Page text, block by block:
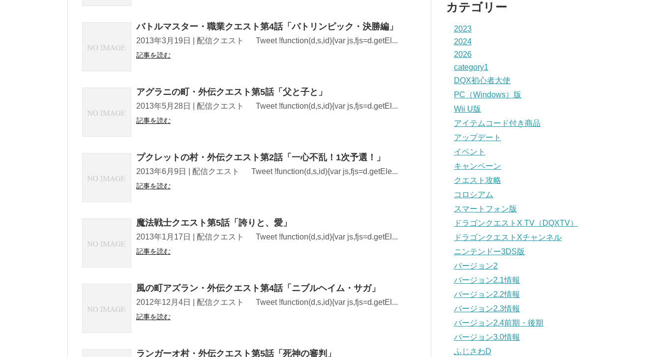
バトルマスター・職業クエスト第4話「バトリンピック・決勝編」
2013年3月19日 | 配信クエスト Tweet !function(d,s,id){var js,fjs=d.getEl...
記事を読む
アグラニの町・外伝クエスト第5話「父と子と」
2013年5月28日 | 配信クエスト Tweet !function(d,s,id){var js,fjs=d.getEl...
記事を読む
プクレットの村・外伝クエスト第2話「一心不乱！1次予選！」
2013年6月9日 | 配信クエスト Tweet !function(d,s,id){var js,fjs=d.getEle...
記事を読む
魔法戦士クエスト第5話「誇りと、愛」
2013年1月17日 | 配信クエスト Tweet !function(d,s,id){var js,fjs=d.getEl...
記事を読む
風の町アズラン・外伝クエスト第4話「ニブルヘイム・サガ」
2012年12月4日 | 配信クエスト Tweet !function(d,s,id){var js,fjs=d.getEl...
記事を読む
ランガーオ村・外伝クエスト第5話「死神の審判」
カテゴリー
2023
2024
2026
category1
DQX初心者大使
PC（Windows）版
Wii U版
アイテムコード付き商品
アップデート
イベント
キャンペーン
クエスト攻略
コロシアム
スマートフォン版
ドラゴンクエストX TV（DQXTV）
ドラゴンクエストXチャンネル
ニンテンドー3DS版
バージョン2
バージョン2.1情報
バージョン2.2情報
バージョン2.3情報
バージョン2.4前期・後期
バージョン3.0情報
ふじさわD